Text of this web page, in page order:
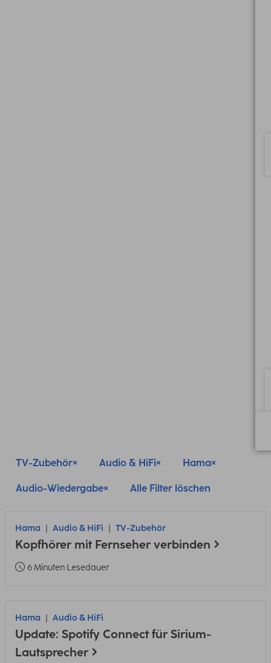
TV-Zubehör Audio & HiFi Hama
Audio-Wiedergabe Alle Filter löschen
Hama Audio & HiFi TV-Zubehör
Kopfhörer mit Fernseher verbinden
6 Minuten Lesedauer
Hama Audio & HiFi
Update: Spotify Connect für Sirium-
Lautsprecher